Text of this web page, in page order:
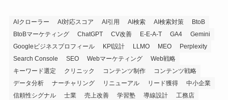
AIクローラー AI対応スコア AI引用 AI検索 AI検索対策
BtoB
BtoBマーケティング
ChatGPT CV改善 E-E-A-T GA4
Gemini
Googleビジネスプロフィール
KPI設計 LLMO MEO
Perplexity
Search Console
SEO Webマーケティング
Web戦略
キーワード選定
クリニック コンテンツ制作
コンテンツ戦略
データ分析
ナーチャリング リニューアル リード獲得
中小企業
信頼性シグナル
士業 売上改善 学習塾 導線設計
工務店